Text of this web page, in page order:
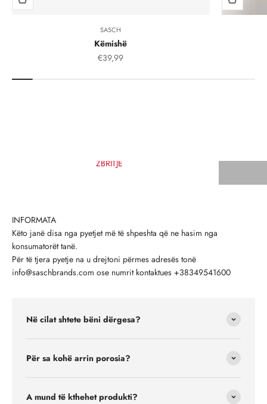
SASCH
Këmishë
Çmimi i shitjes, çmimi i shitjeve
€39,99
ZBRITJE
INFORMATA
Këto janë disa nga pyetjet më të shpeshta që ne hasim nga
konsumatorët tanë.
Për të tjera pyetje na u drejtoni përmes adresës tonë
info@saschbrands.com ose numrit kontaktues +38349541600
Në cilat shtete bëni dërgesa?
Për sa kohë arrin porosia?
A mund të kthehet produkti?